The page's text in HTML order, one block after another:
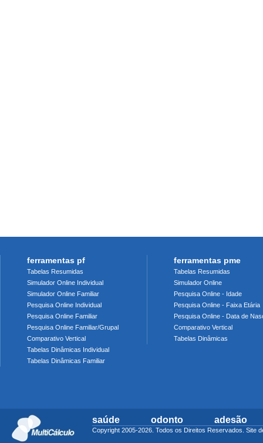
ferramentas pf
Tabelas Resumidas
Simulador Online Individual
Simulador Online Familiar
Pesquisa Online Individual
Pesquisa Online Familiar
Pesquisa Online Familiar/Grupal
Comparativo Vertical
Tabelas Dinâmicas Individual
Tabelas Dinâmicas Familiar
ferramentas pme
Tabelas Resumidas
Simulador Online
Pesquisa Online - Idade
Pesquisa Online - Faixa Etária
Pesquisa Online - Data de
Comparativo Vertical
Tabelas Dinâmicas
saúde odonto adesão
Copyright 2005-2026. Todos os Direitos Reservados. Site